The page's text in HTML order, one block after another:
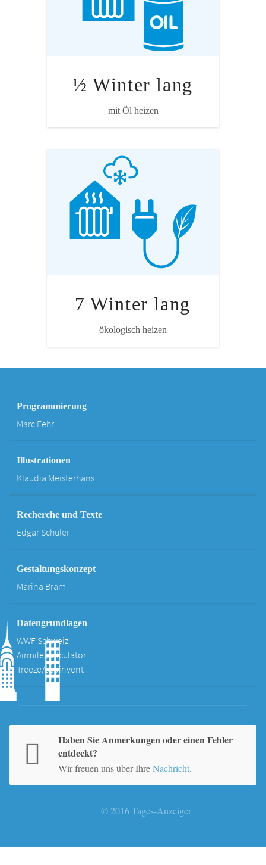
½ Winter lang
mit Öl heizen
durchschnittlichem Wetter. Wer den Flug
via Heizenergie kompensieren will, darf
also über einen halben Winter lang gar
nicht mehr heizen, wenn er eine
Quelle: WWF Heizkostenrechnung auf Basis
Treeze/Ecoinvent und Angaben der
Branchenverbände
7 Winter lang
ökologisch heizen
Annahme
Dasselbe Einfamilienhaus mit
Erdsonden-Wärmepumpe mit Ökostrom.
Heizkostenrechnung auf Basis
Treeze/Ecoinvent und Angaben der
Branchenverbände.
Service 2015 i.A. WWF Schweiz
Programmierung
Marc Fehr
Illustrationen
Klaudia Meisterhans
Recherche und Texte
Edgar Schuler
Gestaltungskonzept
Marina Bräm
Datengrundlagen
WWF Schweiz
Airmilescalculator
Treeze/ecoinvent
Haben Sie Anmerkungen oder einen Fehler
entdeckt?
Wir freuen uns über IhreNachricht.
© 2016 Tages-Anzeiger